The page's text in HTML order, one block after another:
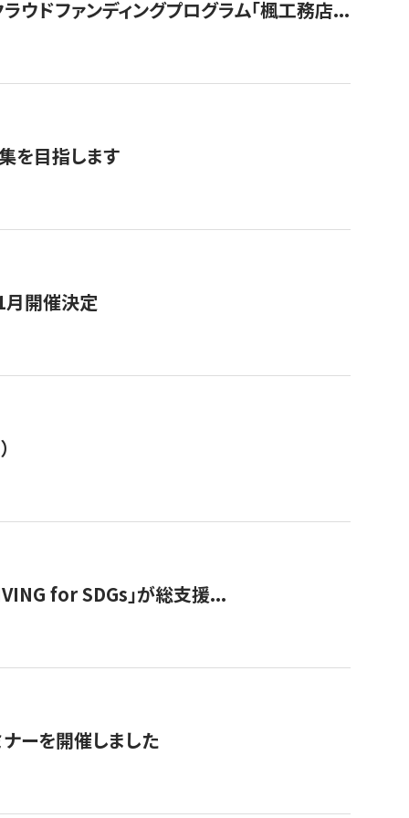
ドファンディングプログラム「楓工務店...
を目指します
月開催決定
for SDGs」が総支援...
ーを開催しました